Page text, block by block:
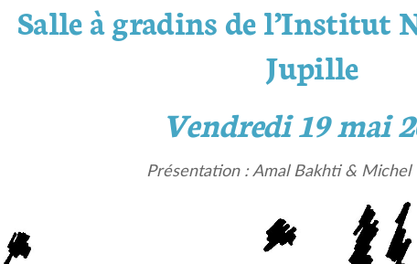
Salle à gradins de l’Institut
Jupille
Vendredi 19 mai
Présentation : Amal Bakhti & Michel